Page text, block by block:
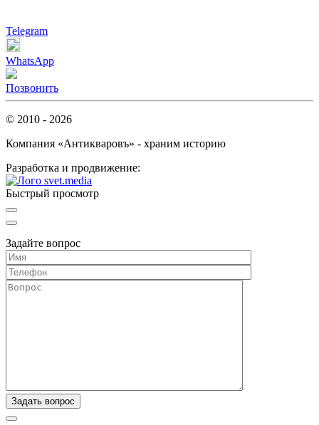
Telegram
WhatsApp
Позвонить
© 2010 - 2026
Компания «Антикваровъ» - храним историю
Разработка и продвижение:
Быстрый просмотр
Задайте вопрос